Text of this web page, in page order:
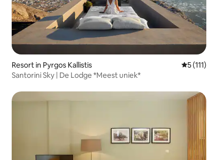
Resort in Pyrgos Kallistis
5 (111)
Santorini Sky | De Lodge *Meest uniek*